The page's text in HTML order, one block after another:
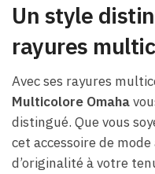
Un style
rayures
Avec ses rayures
Multicolore Omaha
distingué. Que vous
cet accessoire de
d’originalité à votre